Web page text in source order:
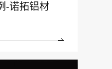
-诺拓铝材